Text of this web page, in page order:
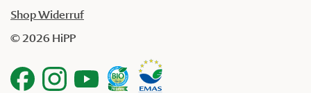
Shop Widerruf
© 2026 HiPP